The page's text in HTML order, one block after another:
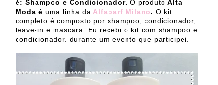
é: Shampoo e Condicionador. O produto Alta
Moda é uma linha da Alfaparf Milano. O kit
completo é composto por shampoo, condicionador,
leave-in e máscara. Eu recebi o kit com shampoo e
condicionador, durante um evento que participei.